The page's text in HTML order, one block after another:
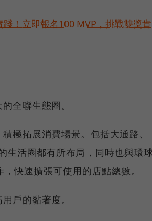
！立即報名100 MVP，挑戰雙獎肯
全聯生態圈。
極拓展消費場景。包括大通路、
生活圈都有所布局，同時也與環
快速擴張可使用的店點總數。
戶的黏著度。